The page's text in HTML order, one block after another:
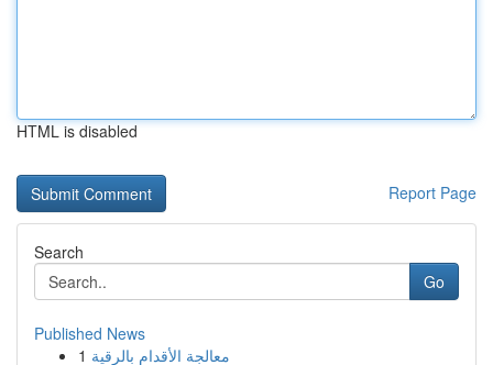
HTML is disabled
Report Page
Search
Go
Published News
1 معالجة الأقدام بالرقية